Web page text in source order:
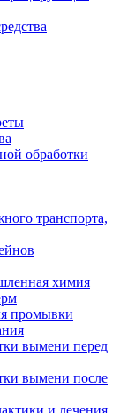
обработки
транспорта,
химия
промывки
вымени перед
вымени после
и лечения